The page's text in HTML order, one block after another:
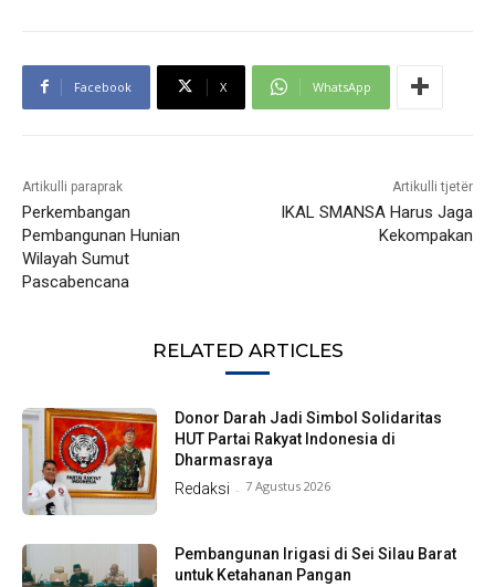
Facebook X WhatsApp
Artikulli paraprak
Perkembangan
Pembangunan Hunian
Wilayah Sumut
Pascabencana
Artikulli tjetër
IKAL SMANSA Harus Jaga
Kekompakan
RELATED ARTICLES
Donor Darah Jadi Simbol Solidaritas
HUT Partai Rakyat Indonesia di
Dharmasraya
Redaksi - 7 Agustus 2026
Pembangunan Irigasi di Sei Silau Barat
untuk Ketahanan Pangan